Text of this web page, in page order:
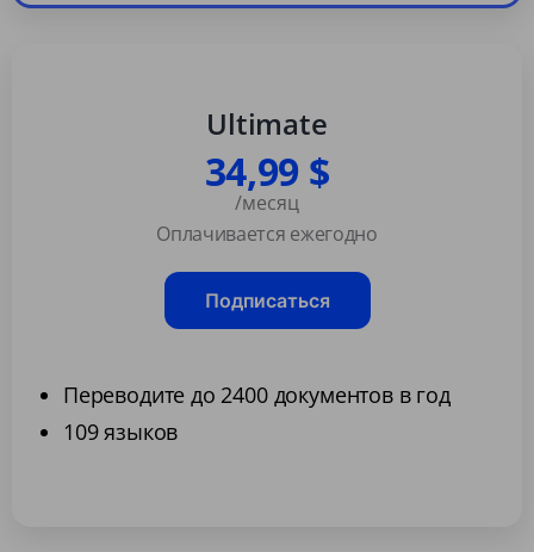
Ultimate
34,99 $
/месяц
Оплачивается ежегодно
Подписаться
Переводите до 2400 документов в год
109 языков